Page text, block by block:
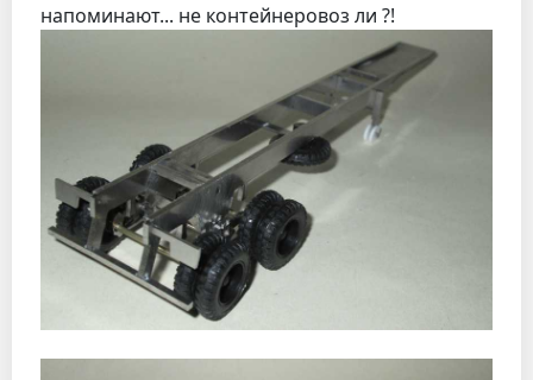
напоминают... не контейнеровоз ли ?!